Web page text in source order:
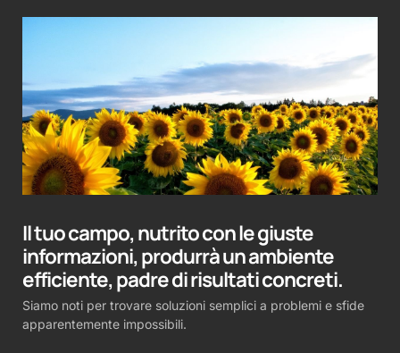
Il tuo campo, nutrito con le giuste
informazioni, produrrà un ambiente
efficiente, padre di risultati concreti.
Siamo noti per trovare soluzioni semplici a problemi e sfide
apparentemente impossibili.